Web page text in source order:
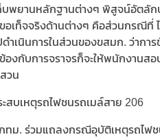
เก็บพยานหลักฐานต่างๆ พิสูจน์อัต
เท็จจริงด้านต่างๆ คือส่วนกรณีที่
ำเนินการในส่วนของขสมก. ว่าก
งกับการจราจรก็จะให้พนักงานสอ
วน
สบเหตุรถไฟชนรถเมล์สาย 206
ม. ร่วมแถลงกรณีอุบัติเหตุรถไฟช